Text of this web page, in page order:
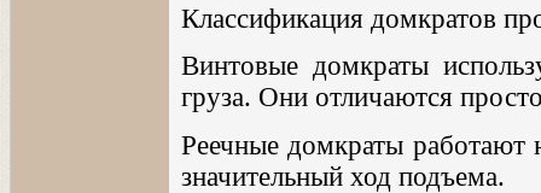
Классификация домкратов
Винтовые домкраты
груза. Они отличаются
Реечные домкраты работают
значительный ход подъема.